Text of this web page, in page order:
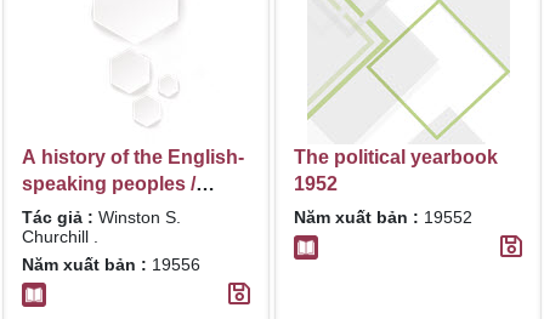
A history of the English-
speaking peoples /
Winston S. Churchill .
Vol. 2 , The new world
Tác giả : Winston S.
Churchill .
Năm xuất bản : 19556
The political yearbook
1952
Năm xuất bản : 19552